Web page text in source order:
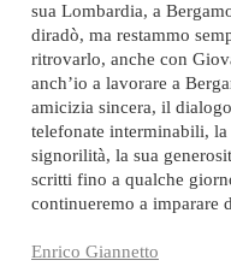
sua Lombardia, a
diradò, ma restammo
ritrovarlo, anche con
anch’io a lavorare a
amicizia sincera, il
telefonate interminabili, la
signorilità, la sua
scritti fino a qualche
continueremo a imparare
Enrico Giannetto